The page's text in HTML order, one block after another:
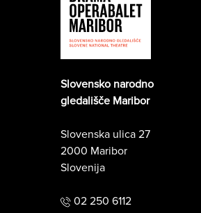
Slovensko narodno
gledališče Maribor
Slovenska ulica 27
2000 Maribor
Slovenija
02 250 6112